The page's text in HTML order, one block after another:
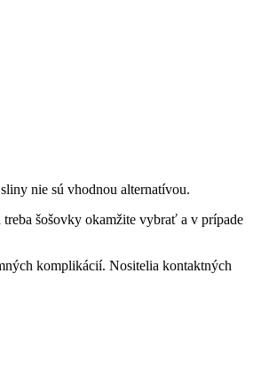
nie sú vhodnou alternatívou.
šošovky okamžite vybrať a v prípade
komplikácií. Nositelia kontaktných